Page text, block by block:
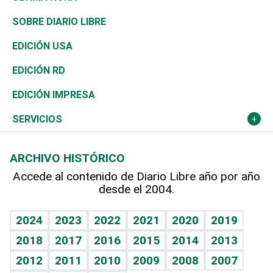
José Boquete
Reportajes
Asia
África
Ocenanía
Caribe
Resto del mundo
Consumo
Vivienda
Telecom.
Global y variable
Economía personal
Belleza
Buena Vida
Sociales
Novedades
Podcast Arte Libre
Hablando con el pediatra
Vida y familia
Eñe
Celebrando la vida
Golf
Ciclismo
Tenis
Olimpismo
Más deportes
Línea de hit
TBT Deportivo
De buena tinta
En Directo
El Espía
Noticiero Poteleche
Columnistas
Más firmas
Clima
Tecnología
Historia
Martes de tecnología
Cambio climático
Mundo
Economía
Revista
Deportes
Opinión
Hecho en casa
Guía del dinero
SOBRE DIARIO LIBRE
EDICIÓN USA
EDICIÓN RD
EDICIÓN IMPRESA
SERVICIOS
Cumpleaños
Horóscopos
Crucigramas
ARCHIVO HISTÓRICO
Accede al contenido de Diario Libre año por año
desde el 2004.
2024 2023 2022 2021 2020
2019
2018
2017 2016 2015 2014
2013
2012
2011 2010 2009 2008 2007